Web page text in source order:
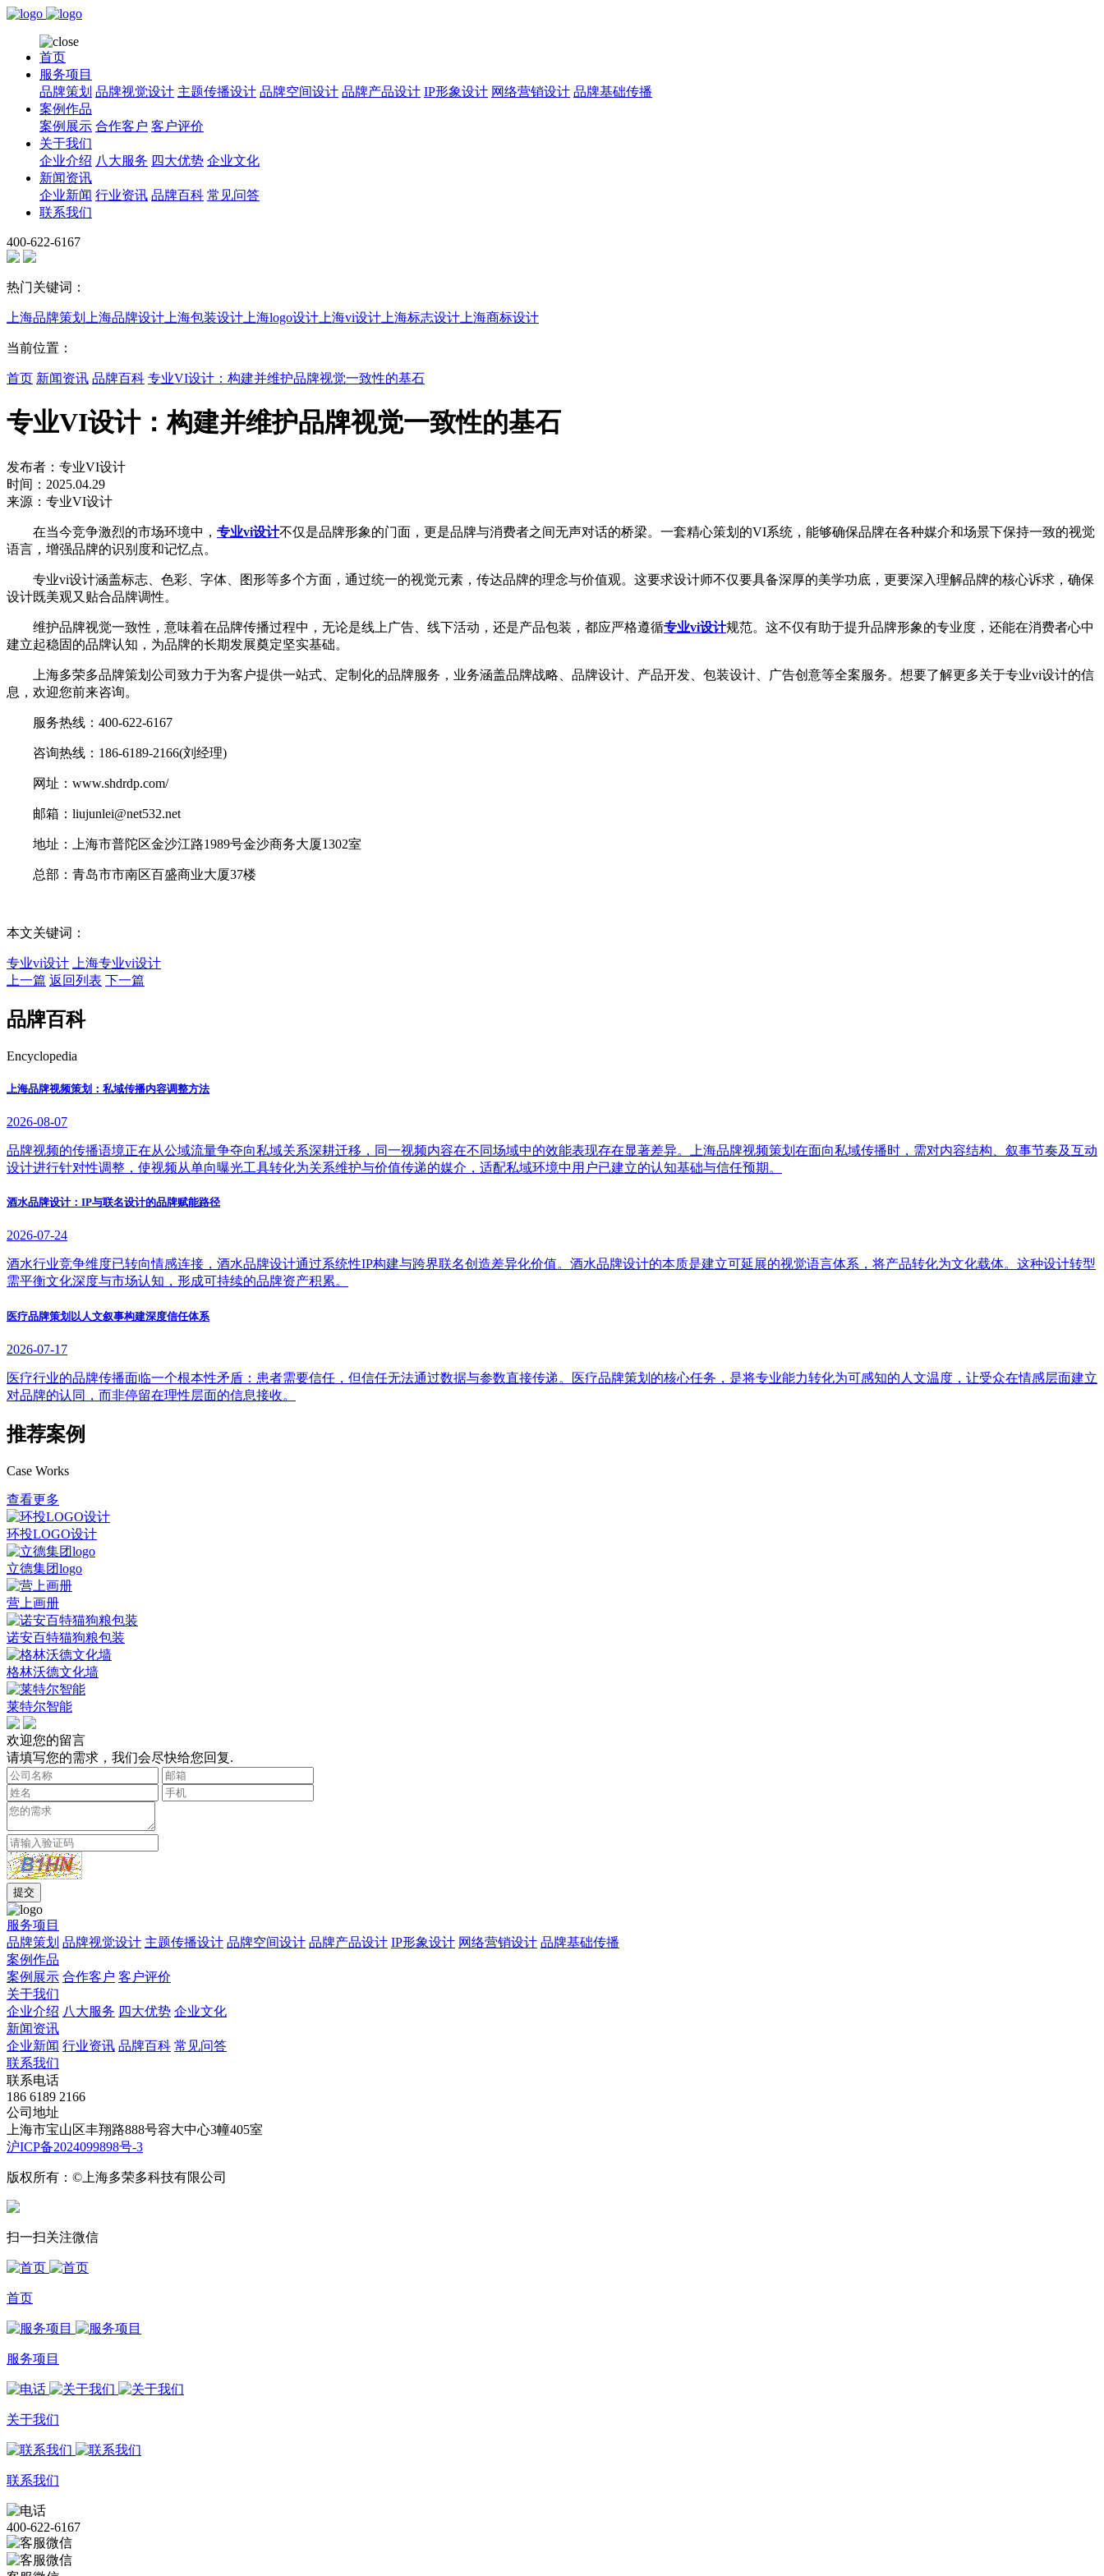
首页
服务项目
品牌策划 品牌视觉设计 主题传播设计 品牌空间设计 品牌产品设计 IP形象设计 网络营销设计 品牌基础传播
案例作品
案例展示 合作客户 客户评价
关于我们
企业介绍 八大服务 四大优势 企业文化
新闻资讯
企业新闻 行业资讯 品牌百科 常见问答
联系我们
400-622-6167
热门关键词：
上海品牌策划 上海品牌设计 上海包装设计 上海logo设计 上海vi设计 上海标志设计 上海商标设计
当前位置：
首页 新闻资讯 品牌百科 专业VI设计：构建并维护品牌视觉一致性的基石
专业VI设计：构建并维护品牌视觉一致性的基石
发布者：专业VI设计
时间：2025.04.29
来源：专业VI设计
在当今竞争激烈的市场环境中， 专业vi设计不仅是品牌形象的门面，更是品牌与消费者之间无声对话的桥梁。一套精心策划的VI系统，能够确保品牌在各种媒介和场景下保持一致的视觉
语言，增强品牌的识别度和记忆点。
专业vi设计涵盖标志、色彩、字体、图形等多个方面，通过统一的视觉元素，传达品牌的理念与价值观。这要求设计师不仅要具备深厚的美学功底，更要深入理解品牌的核心诉求，确保
设计既美观又贴合品牌调性。
维护品牌视觉一致性，意味着在品牌传播过程中，无论是线上广告、线下活动，还是产品包装，都应严格遵循专业vi设计规范。这不仅有助于提升品牌形象的专业度，还能在消费者心中
建立起稳固的品牌认知，为品牌的长期发展奠定坚实基础。
上海多荣多品牌策划公司致力于为客户提供一站式、定制化的品牌服务，业务涵盖品牌战略、品牌设计、产品开发、包装设计、广告创意等全案服务。想要了解更多关于专业vi设计的信
息，欢迎您前来咨询。
服务热线：400-622-6167
咨询热线：186-6189-2166(刘经理)
网址：www.shdrdp.com/
邮箱：liujunlei@net532.net
地址：上海市普陀区金沙江路1989号金沙商务大厦1302室
总部：青岛市市南区百盛商业大厦37楼
本文关键词：
专业vi设计
上海专业vi设计
上一篇 返回列表 下一篇
品牌百科
Encyclopedia
上海品牌视频策划：私域传播内容调整方法
2026-08-07
品牌视频的传播语境正在从公域流量争夺向私域关系深耕迁移，同一视频内容在不同场域中的效能表现存在显著差异。上海品牌视频策划在面向私域传播时，需对内容结构、叙事节奏及互动
设计进行针对性调整，使视频从单向曝光工具转化为关系维护与价值传递的媒介，适配私域环境中用户已建立的认知基础与信任预期。
酒水品牌设计：IP与联名设计的品牌赋能路径
2026-07-24
酒水行业竞争维度已转向情感连接，酒水品牌设计通过系统性IP构建与跨界联名创造差异化价值。酒水品牌设计的本质是建立可延展的视觉语言体系，将产品转化为文化载体。这种设计转型
需平衡文化深度与市场认知，形成可持续的品牌资产积累。
医疗品牌策划以人文叙事构建深度信任体系
2026-07-17
医疗行业的品牌传播面临一个根本性矛盾：患者需要信任，但信任无法通过数据与参数直接传递。医疗品牌策划的核心任务，是将专业能力转化为可感知的人文温度，让受众在情感层面建立
对品牌的认同，而非停留在理性层面的信息接收。
推荐案例
Case Works
查看更多
环投LOGO设计
立德集团logo
营上画册
诺安百特猫狗粮包装
格林沃德文化墙
莱特尔智能
欢迎您的留言
请填写您的需求，我们会尽快给您回复.
服务项目
品牌策划 品牌视觉设计 主题传播设计 品牌空间设计 品牌产品设计 IP形象设计 网络营销设计 品牌基础传播
案例作品
案例展示 合作客户 客户评价
关于我们
企业介绍 八大服务 四大优势 企业文化
新闻资讯
企业新闻 行业资讯 品牌百科 常见问答
联系我们
联系电话
186 6189 2166
公司地址
上海市宝山区丰翔路888号容大中心3幢405室
沪ICP备2024099898号-3
版权所有：©上海多荣多科技有限公司
扫一扫关注微信
首页
服务项目
关于我们
联系我们
400-622-6167